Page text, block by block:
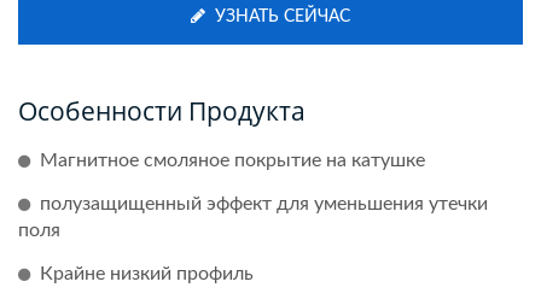
УЗНАТЬ СЕЙЧАС
Особенности Продукта
Магнитное смоляное покрытие на катушке
полузащищенный эффект для уменьшения утечки
поля
Крайне низкий профиль